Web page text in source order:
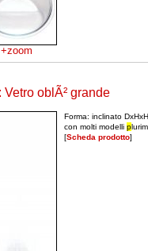
+zoom
Vetro oblÃ² grande
Forma: inclinato
con molti modelli p
[Scheda prodotto]